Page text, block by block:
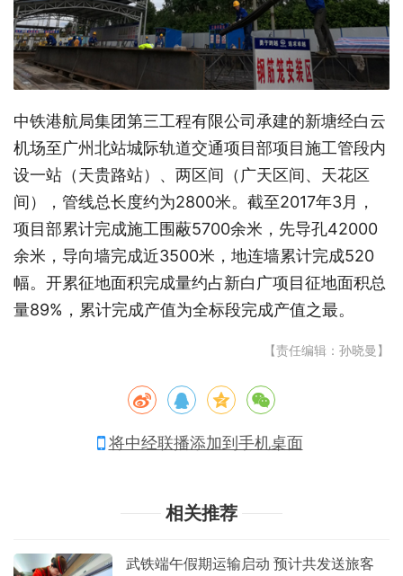
中铁港航局集团第三工程有限公司承建的新塘经白云
机场至广州北站城际轨道交通项目部项目施工管段内
设一站（天贵路站）、两区间（广天区间、天花区
间），管线总长度约为2800米。截至2017年3月，
项目部累计完成施工围蔽5700余米，先导孔42000
余米，导向墙完成近3500米，地连墙累计完成520
幅。开累征地面积完成量约占新白广项目征地面积总
量89%，累计完成产值为全标段完成产值之最。
【责任编辑：孙晓曼】
将中经联播添加到手机桌面
相关推荐
武铁端午假期运输启动 预计共发送旅客